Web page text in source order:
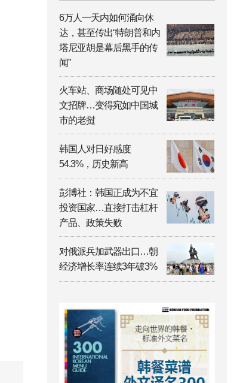
6万人一天内如何涌向休
达，甚至传出“特朗普和内
塔尼亚胡是幕后黑手的传
闻”
火车站、商场随处可见中
文招牌…变得宛如中国城
市的老挝
韩国人对日好感度
54.3%，历史新高
彭博社：韩国正成为不宜
投资国家…直接打击杠杆
产品、政策失败
对俄派兵加武器出口…朝
经济增长率连续3年破3%